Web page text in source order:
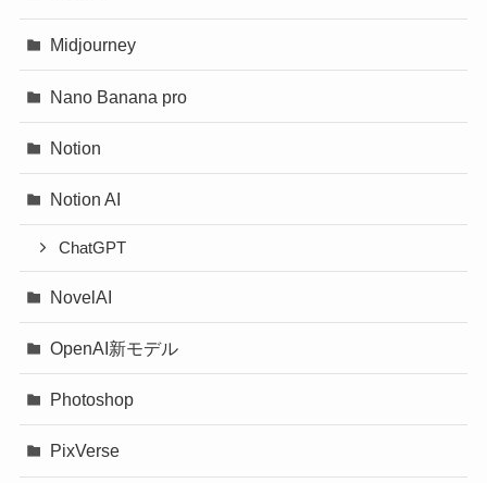
Midjourney
Nano Banana pro
Notion
Notion AI
ChatGPT
NovelAI
OpenAI新モデル
Photoshop
PixVerse